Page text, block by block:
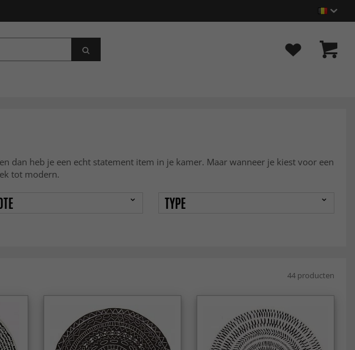
dan heb je een echt statement item in je kamer. Maar wanneer je kiest voor een
tot modern.
TYPE
44 producten